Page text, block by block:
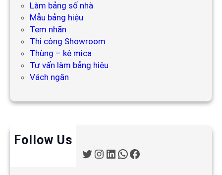
Làm bảng số nhà
Mẫu bảng hiệu
Tem nhãn
Thi công Showroom
Thùng – kệ mica
Tư vấn làm bảng hiệu
Vách ngăn
Follow Us
T I L W F